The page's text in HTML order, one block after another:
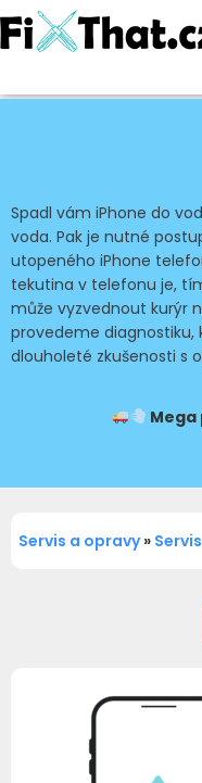
Spadl vám iPhone do
voda. Pak je nutné
utopeného iPhone
tekutina v telefonu je,
může vyzvednout kurýr
provedeme
dlouholeté zkušenosti s
Servis a opravy»